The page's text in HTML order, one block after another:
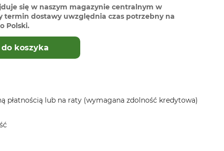
się w naszym magazynie centralnym w
termin dostawy uwzględnia czas potrzebny na
Polski.
do koszyka
płatnością lub na raty (wymagana zdolność kredytowa)